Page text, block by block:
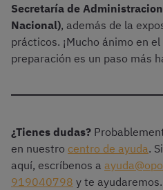
Secretaría de
Nacional), además de la
prácticos. ¡Mucho ánimo en
preparación es un paso más
¿Tienes dudas?
en nuestro centro de ayuda.
aquí, escríbenos a
919040798 y te ayudaremos.